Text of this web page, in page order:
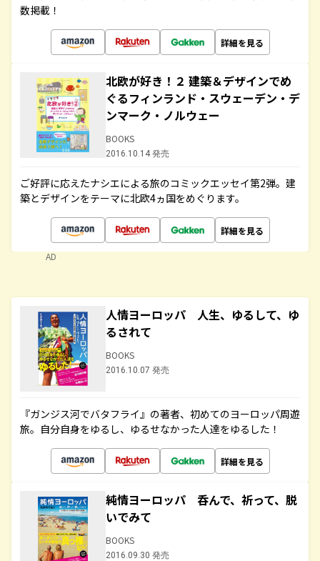
数掲載！
詳細を見る
北欧が好き！２ 建築＆デザインでめ
ぐるフィンランド・スウェーデン・デ
ンマーク・ノルウェー
BOOKS
2016.10.14 発売
ご好評に応えたナシエによる旅のコミックエッセイ第2弾。建
築とデザインをテーマに北欧4ヵ国をめぐります。
詳細を見る
AD
人情ヨーロッパ 人生、ゆるして、ゆ
るされて
BOOKS
2016.10.07 発売
『ガンジス河でバタフライ』の著者、初めてのヨーロッパ周遊
旅。自分自身をゆるし、ゆるせなかった人達をゆるした！
詳細を見る
純情ヨーロッパ 呑んで、祈って、脱
いでみて
BOOKS
2016.09.30 発売